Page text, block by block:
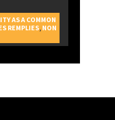
AS A COMMON
REMPLIES, NON